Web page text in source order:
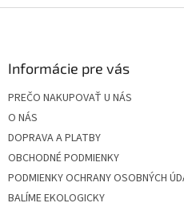
Informácie pre vás
PREČO NAKUPOVAŤ U NÁS
O NÁS
DOPRAVA A PLATBY
OBCHODNÉ PODMIENKY
PODMIENKY OCHRANY OSOBNÝCH
BALÍME EKOLOGICKY